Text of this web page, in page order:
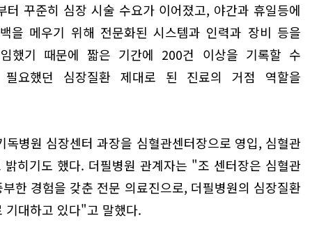
꾸준히 심장 시술 수요가 이어졌고, 야간과 휴일등에
을 메우기 위해 전문화된 시스템과 인력과 장비 등을
했기 때문에 짧은 기간에 200건 이상을 기록할 수
요했던 심장질환 제대로 된 진료의 거점 역할을
병원 심장센터 과장을 심혈관센터장으로 영입, 심혈관
히기도 했다. 더필병원 관계자는 "조 센터장은 심혈관
한 경험을 갖춘 전문 의료진으로, 더필병원의 심장질환
기대하고 있다"고 말했다.